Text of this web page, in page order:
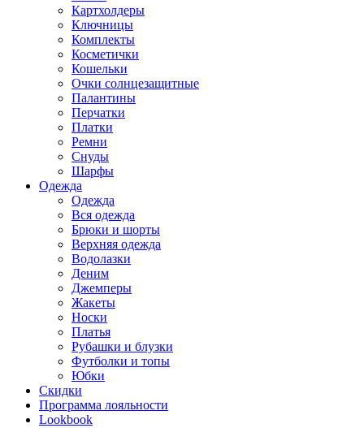
Картхолдеры
Ключницы
Комплекты
Косметички
Кошельки
Очки солнцезащитные
Палантины
Перчатки
Платки
Ремни
Снуды
Шарфы
Одежда
Одежда
Вся одежда
Брюки и шорты
Верхняя одежда
Водолазки
Деним
Джемперы
Жакеты
Носки
Платья
Рубашки и блузки
Футболки и топы
Юбки
Скидки
Программа лояльности
Lookbook